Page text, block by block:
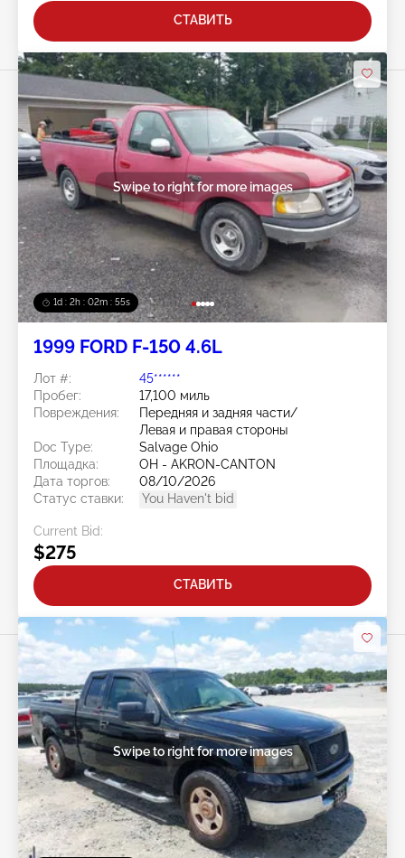
СТАВИТЬ
1d : 2h : 02m : 52s
Swipe to right for more images
1999 FORD F-150 4.6L
Лот #:
45******
Пробег:
17,100 миль
Повреждения:
Передняя и задняя части/
Левая и правая стороны
Doc Type:
Salvage Ohio
Площадка:
OH - AKRON-CANTON
Дата торгов:
08/10/2026
Статус ставки:
You Haven't bid
Current Bid:
$275
СТАВИТЬ
Swipe to right for more images